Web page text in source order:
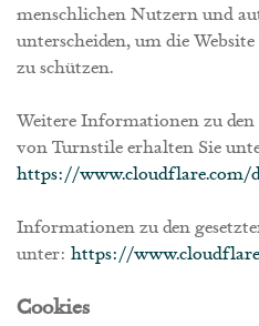
menschlichen Nutzern und
unterscheiden, um die
zu schützen.
Weitere Informationen zu
von Turnstile erhalten Sie
https://www.cloudflare.com/
Informationen zu den
unter: https://
Cookies